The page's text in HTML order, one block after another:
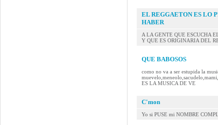
EL REGGAETON ES LO
HABER
A LA GENTE QUE ESCUCHA
Y QUE ES ORIGINARIA DEL
QUE BABOSOS
como no va a ser estupida la
ES LA MUSICA DE VE
C'mon
Yo si PUSE mi NOMBRE